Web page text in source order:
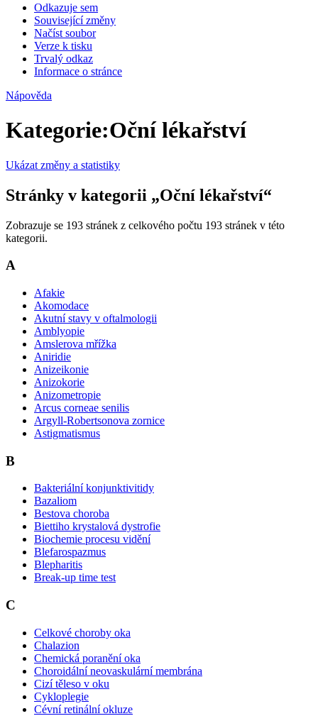
Odkazuje sem
Související změny
Načíst soubor
Verze k tisku
Trvalý odkaz
Informace o stránce
Nápověda
Kategorie:Oční lékařství
Ukázat změny a statistiky
Stránky v kategorii „Oční lékařství“
Zobrazuje se 193 stránek z celkového počtu 193 stránek v této
kategorii.
A
Afakie
Akomodace
Akutní stavy v oftalmologii
Amblyopie
Amslerova mřížka
Aniridie
Anizeikonie
Anizokorie
Anizometropie
Arcus corneae senilis
Argyll-Robertsonova zornice
Astigmatismus
B
Bakteriální konjunktivitidy
Bazaliom
Bestova choroba
Biettiho krystalová dystrofie
Biochemie procesu vidění
Blefarospazmus
Blepharitis
Break-up time test
C
Celkové choroby oka
Chalazion
Chemická poranění oka
Choroidální neovaskulární membrána
Cizí těleso v oku
Cykloplegie
Cévní retinální okluze